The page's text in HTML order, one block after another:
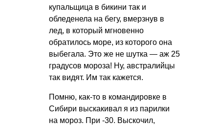
купальщица в бикини так и
обледенела на бегу, вмерзнув в
лед, в который мгновенно
обратилось море, из которого она
выбегала. Это же не шутка — аж 25
градусов мороза! Ну, австралийцы
так видят. Им так кажется.
Помню, как-то в командировке в
Сибири выскакивал я из парилки
на мороз. При -30. Выскочил,